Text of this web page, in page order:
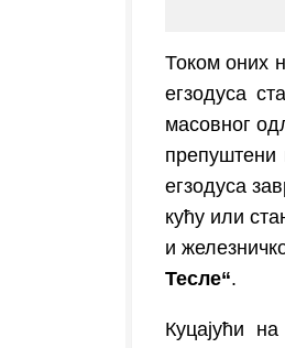
Током оних
егзодуса
масовног
препуштени
егзодуса
кућу или
и
Тесле“.
Куцајући